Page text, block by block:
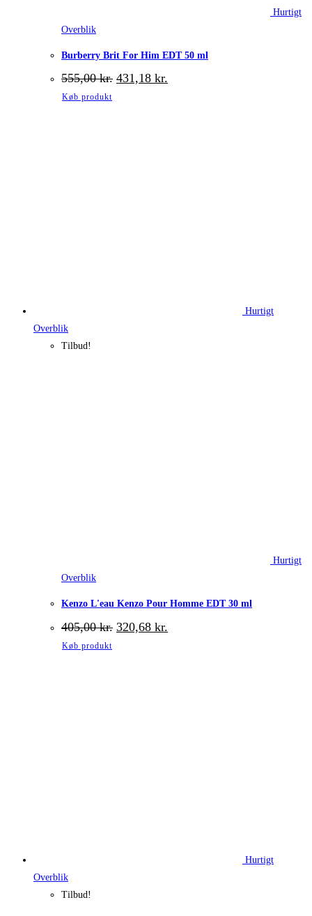
Hurtigt
Overblik
Burberry Brit For Him EDT 50 ml
555,00kr. Den
oprindelige
431,18 kr.
Køb produkt
Hurtigt
Overblik
Tilbud!
Hurtigt
Overblik
Kenzo L'eau Kenzo Pour Homme EDT 30 ml
405,00kr. Den
oprindelige
320,68 kr.
aktuelle
Køb produkt
Hurtigt
Overblik
Tilbud!